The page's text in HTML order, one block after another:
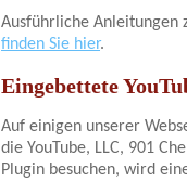
Ausführliche Anleitungen
finden Sie hier.
Eingebettete
Auf einigen unserer
die YouTube, LLC, 901
Plugin besuchen, wird